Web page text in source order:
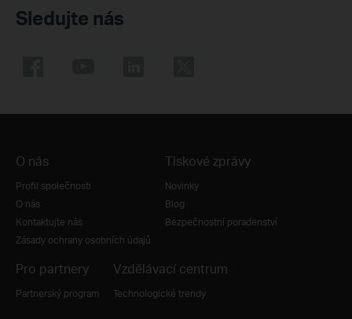
Sledujte nás
O nás
Profil společnosti
O nás
Kontaktujte nás
Zásady ochrany osobních údajů
Tiskové zprávy
Novinky
Blog
Bezpečnostní poradenství
Pro partnery
Partnerský program
Vzdělávací centrum
Technologické trendy